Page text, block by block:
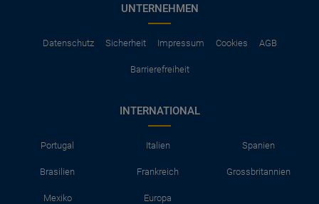
UNTERNEHMEN
Datenschutz Sicherheit Impressum Cookies AGB
Barrierefreiheit
INTERNATIONAL
Portugal Italien Spanien
Brasilien Frankreich Grossbritannien
Mexiko Europa